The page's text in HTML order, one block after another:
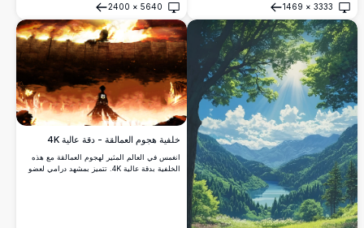
الشخصيات الأيقونية في عنصرها، مثالية لعشاق
اللعبة واللاعبين على حد سواء.
3333
×
1469
فتح
هادئة تحتوي على جسر وخطوط كهرباء، تلتقط هذه
الصورة روعة الطبيعة. مثالية لتحسين شاشتك
المكتبية أو المحمولة بتفاصيلها الواضحة والدقيقة.
5640
×
2400
فتح
خلفية هجوم العمالقة - دقة عالية 4K
انغمس في العالم المثير لهجوم العمالقة مع هذه
الخلفية بدقة عالية 4K. تتميز بمشهد درامي لعضو